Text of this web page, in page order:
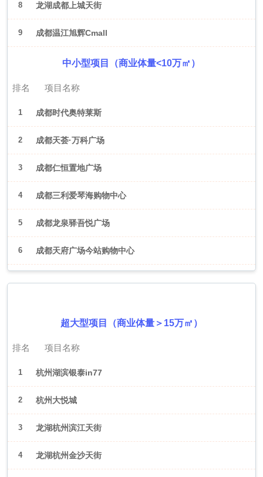
8 龙湖成都上城天街
9 成都温江旭辉Cmall
中小型项目（商业体量<10万㎡）
排名 项目名称
1 成都时代奥特莱斯
2 成都天荟·万科广场
3 成都仁恒置地广场
4 成都三利爱琴海购物中心
5 成都龙泉驿吾悦广场
6 成都天府广场今站购物中心
超大型项目（商业体量＞15万㎡）
排名 项目名称
1 杭州湖滨银泰in77
2 杭州大悦城
3 龙湖杭州滨江天街
4 龙湖杭州金沙天街